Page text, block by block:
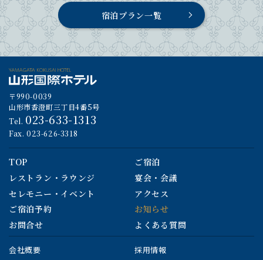
宿泊プラン一覧
〒990-0039
山形市香澄町三丁目4番5号
Tel. 023-633-1313
Fax. 023-626-3318
TOP
ご宿泊
レストラン・ラウンジ
宴会・会議
セレモニー・イベント
アクセス
ご宿泊予約
お知らせ
お問合せ
よくある質問
会社概要
採用情報